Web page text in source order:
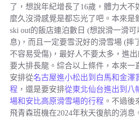
了，想說年紀增長了16歲，體力大不
麼久沒滑感覺是都忘光了吧。本來是
ski out的飯店連泊數日 (想說滑一滑
息)，而且一定要雪況好的滑雪場 (摔
不容易受傷)，最好人不要太多，進
要大排長龍。綜合以上條件，本來一
安排從名古屋進小松出到白馬和金澤
程 ，還是要安排從東北仙台進出到八
場和安比高原滑雪場的行程 。不過後
飛青森班機在2024年秋天復航的消息